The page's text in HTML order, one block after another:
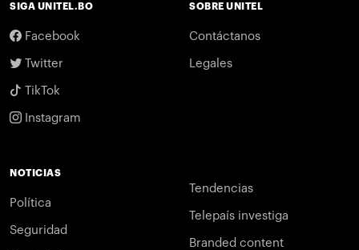
SIGA UNITEL.BO
Facebook
Twitter
TikTok
Instagram
SOBRE UNITEL
Contáctanos
Legales
NOTICIAS
Política
Seguridad
Tendencias
Telepaís investiga
Branded content